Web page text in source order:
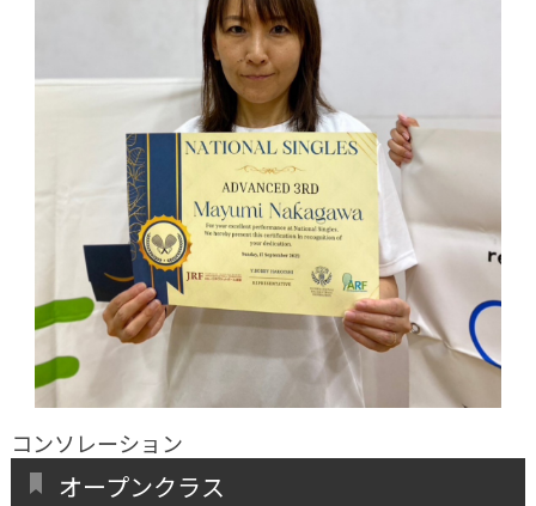
コンソレーション
オープンクラス